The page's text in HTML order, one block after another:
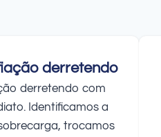
derretendo
derretendo com
Identificamos a
trocamos